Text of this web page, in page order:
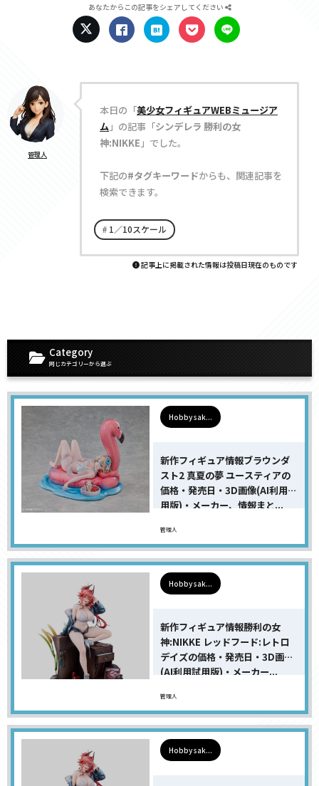
あなたからこの記事をシェアしてください
管理人
本日の「美少女フィギュアWEBミュージア
ム」の記事「シンデレラ 勝利の女
神:NIKKE 」でした。
下記の#タグキーワードからも、関連記事を
検索できます。
1／10スケール
記事上に掲載された情報は投稿日現在のものです
Category
同じカテゴリーから選ぶ
Hobby sak...
新作フィギュア情報ブラウンダ
スト2 真夏の夢 ユースティアの
価格・発売日・3D画像(AI利用試
用版)・メーカー、情報まと...
管理人
Hobby sak...
新作フィギュア情報勝利の女
神:NIKKE レッドフード:レトロ
デイズの価格・発売日・3D画像
(AI利用試用版)・メーカー...
管理人
Hobby sak...